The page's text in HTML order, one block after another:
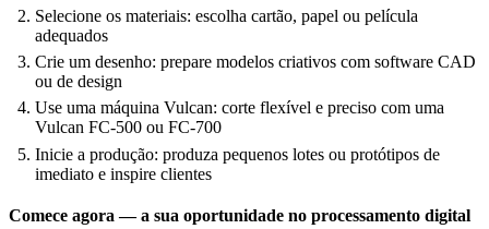
Selecione os materiais: escolha cartão, papel ou película
adequados
Crie um desenho: prepare modelos criativos com software CAD
ou de design
Use uma máquina Vulcan: corte flexível e preciso com uma
Vulcan FC-500 ou FC-700
Inicie a produção: produza pequenos lotes ou protótipos de
imediato e inspire clientes
Comece agora — a sua oportunidade no processamento digital